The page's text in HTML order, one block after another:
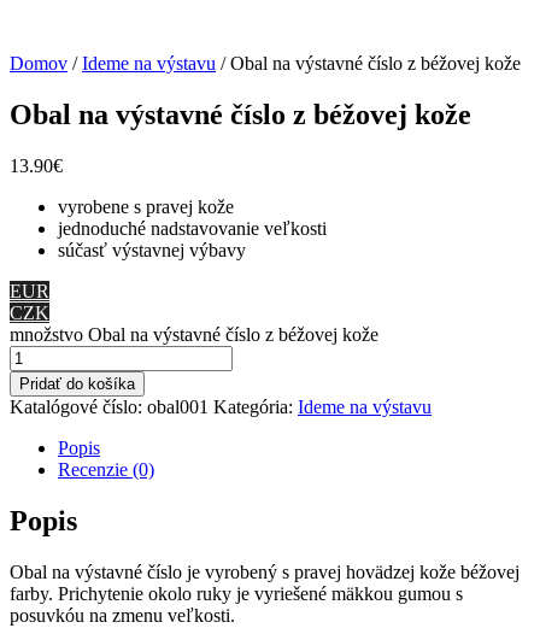
Domov /Ideme na výstavu / Obal na výstavné číslo z béžovej kože
Obal na výstavné číslo z béžovej kože
13.90€
vyrobene s pravej kože
jednoduché nadstavovanie veľkosti
súčasť výstavnej výbavy
EUR
CZK
množstvo Obal na výstavné číslo z béžovej kože
Pridať do košíka
Katalógové číslo: obal001 Kategória: Ideme na výstavu
Popis
Recenzie (0)
Popis
Obal na výstavné číslo je vyrobený s pravej hovädzej kože béžovej
farby. Prichytenie okolo ruky je vyriešené mäkkou gumou s
posuvkóu na zmenu veľkosti.